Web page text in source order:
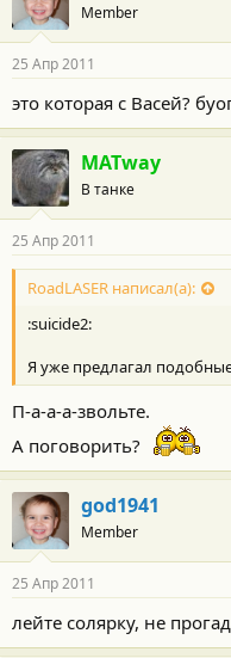
Member
25 Апр 2011
это которая с Васей?
MATway
В танке
25 Апр 2011
RoadLASER написал(а):
:suicide2:
Я уже предлагал
П-а-а-а-звольте.
А поговорить?
god1941
Member
25 Апр 2011
лейте солярку, не